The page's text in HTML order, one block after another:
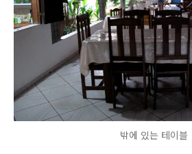
밖에 있는 테이블